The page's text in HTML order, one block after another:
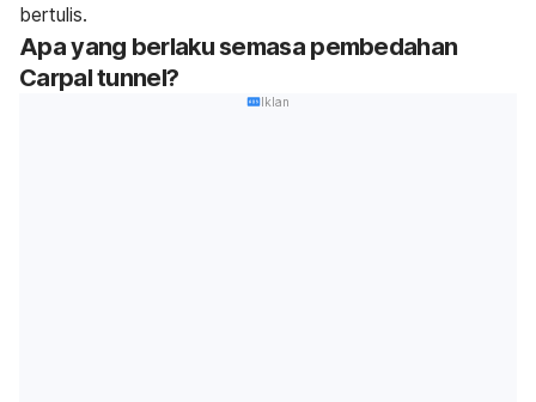
bertulis.
Apa yang berlaku semasa pembedahan
Carpal tunnel?
Iklan